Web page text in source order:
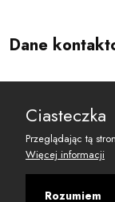
Dane
Ciasteczka
Przeglądając tą
Więcej informacji
Rozumiem